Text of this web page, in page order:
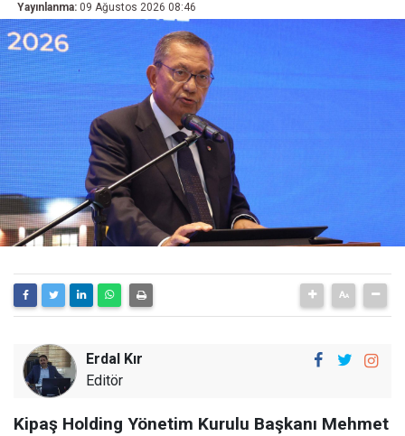
Yayınlanma: 09 Ağustos 2026 08:46
Erdal Kır
Editör
Kipaş Holding Yönetim Kurulu Başkanı Mehmet